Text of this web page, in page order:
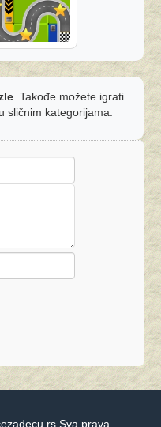
. Takođe možete igrati
sličnim kategorijama:
Sva prava